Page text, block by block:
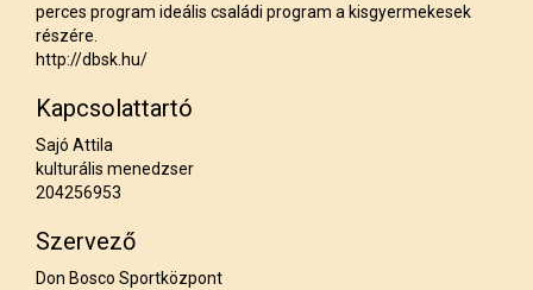
perces program ideális családi program a kisgyermekesek
részére.
http://dbsk.hu/
Kapcsolattartó
Sajó Attila
kulturális menedzser
204256953
Szervező
Don Bosco Sportközpont